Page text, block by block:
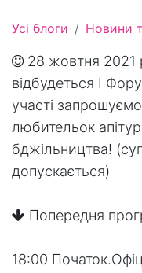
Усі блоги Новини
28 жовтня 2021
відбудеться І
участі
любительок
бджільництва!
допускається)
Попередня
18:00